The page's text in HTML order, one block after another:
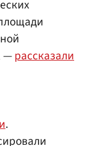
—рассказали
.